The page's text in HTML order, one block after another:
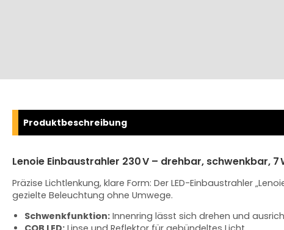
Produktbeschreibung
Lenoie Einbaustrahler 230 V – drehbar, schwenkbar, 7
Präzise Lichtlenkung, klare Form: Der LED-Einbaustrahler
gezielte Beleuchtung ohne Umwege.
Schwenkfunktion: Innenring lässt sich drehen und